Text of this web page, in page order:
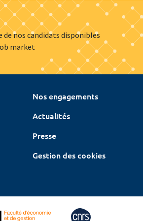
nos candidats disponibles
market
Nos engagements
Actualités
Presse
Gestion des cookies